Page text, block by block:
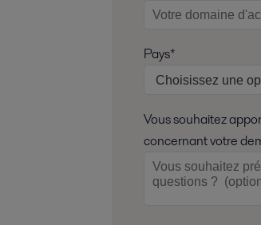
Pays*
Vous souhaitez
concernant votre